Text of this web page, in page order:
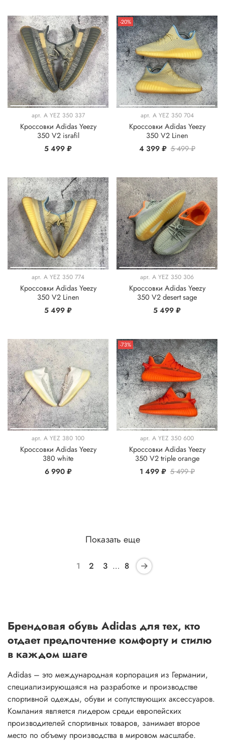
арт. A YEZ 350 337
Кроссовки Adidas Yeezy
350 V2 israfil
5 499 ₽
-20%
арт. A YEZ 350 704
Кроссовки Adidas Yeezy
350 V2 Linen
4 399 ₽ 5 499 ₽
арт. A YEZ 350 774
Кроссовки Adidas Yeezy
350 V2 Linen
5 499 ₽
арт. A YEZ 350 306
Кроссовки Adidas Yeezy
350 V2 desert sage
5 499 ₽
арт. A YEZ 380 100
Кроссовки Adidas Yeezy
380 white
6 990 ₽
-73%
арт. A YEZ 350 600
Кроссовки Adidas Yeezy
350 V2 triple orange
1 499 ₽ 5 499 ₽
Показать еще
1 2 3 … 8
Брендовая обувь Adidas для тех, кто
отдает предпочтение комфорту и стилю
в каждом шаге
Adidas – это международная корпорация из Германии,
специализирующаяся на разработке и производстве
спортивной одежды, обуви и сопутствующих аксессуаров.
Компания является лидером среди европейских
производителей спортивных товаров, занимает второе
место по объему производства в мировом масштабе.